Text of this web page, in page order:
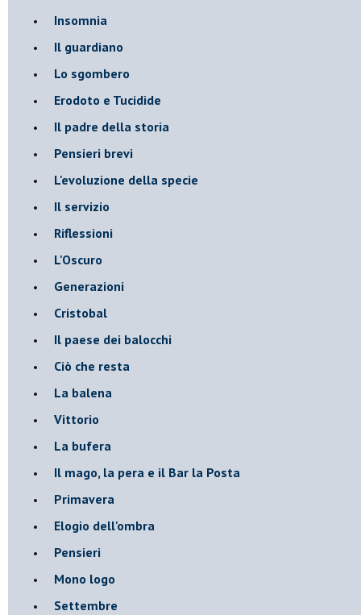
Insomnia
Il guardiano
Lo sgombero
Erodoto e Tucidide
Il padre della storia
Pensieri brevi
L'evoluzione della specie
Il servizio
Riflessioni
L'Oscuro
Generazioni
Cristobal
Il paese dei balocchi
Ciò che resta
La balena
Vittorio
La bufera
Il mago, la pera e il Bar la Posta
Primavera
Elogio dell'ombra
Pensieri
Mono logo
Settembre